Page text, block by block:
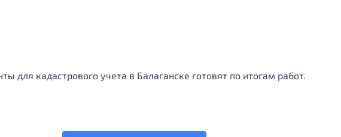
для кадастрового учета в Балаганске готовят по итогам работ.